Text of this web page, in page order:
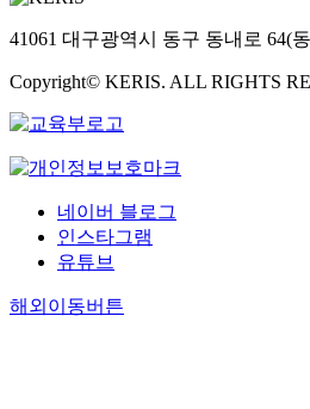
41061 대구광역시 동구 동내로 64(
Copyright© KERIS. ALL RIGHTS
네이버 블로그
인스타그램
유튜브
해외이동버튼